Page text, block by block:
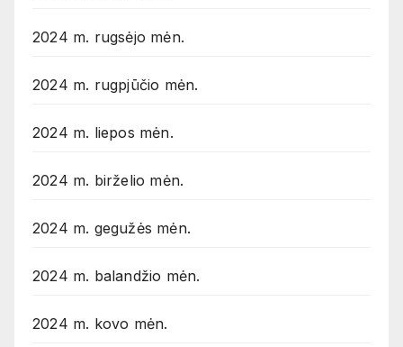
2024 m. rugsėjo mėn.
2024 m. rugpjūčio mėn.
2024 m. liepos mėn.
2024 m. birželio mėn.
2024 m. gegužės mėn.
2024 m. balandžio mėn.
2024 m. kovo mėn.